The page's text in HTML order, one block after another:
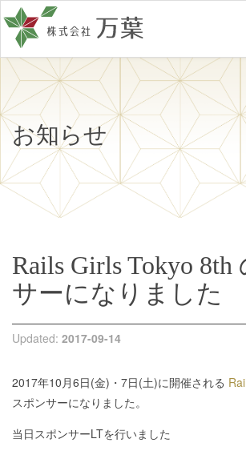
お知らせ
Rails Girls Tokyo 8th
サーになりました
Updated: 2017-09-14
2017年10月6日(金)・7日(土)に開催される
スポンサーになりました。
当日スポンサーLTを行いました